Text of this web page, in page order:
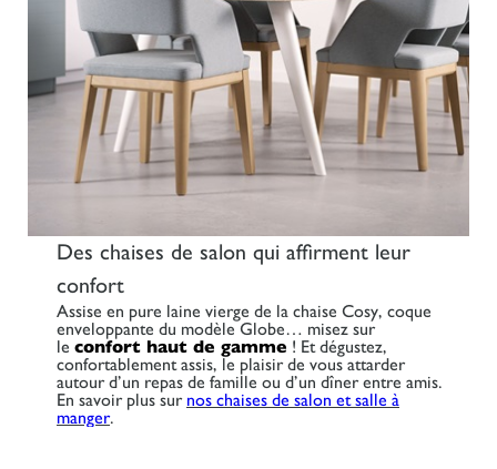
Des chaises de salon qui affirment leur
confort
Assise en pure laine vierge de la chaise Cosy, coque
enveloppante du modèle Globe… misez sur
le confort haut de gamme ! Et dégustez,
confortablement assis, le plaisir de vous attarder
autour d’un repas de famille ou d’un dîner entre amis.
En savoir plus sur nos chaises de salon et salle à
manger.